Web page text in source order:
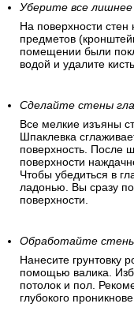
Уберите все лишнее
На поверхности стен
предметов
помещении были
водой и удалите
Сделайте стены
Все мелкие изъяны
Шпаклевка
поверхность. После
поверхности
Чтобы убедиться в
ладонью. Вы сразу
поверхности.
Обработайте стены
Нанесите грунтовку
помощью валика.
потолок и пол.
глубокого